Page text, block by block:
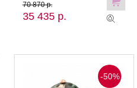
35 435 р.
70 870 р.
-50%